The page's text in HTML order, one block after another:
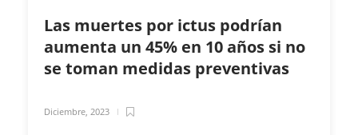
Las muertes por ictus podrían
aumenta un 45% en 10 años si no
se toman medidas preventivas
Diciembre, 2023